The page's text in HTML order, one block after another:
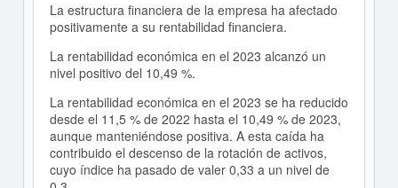
La estructura financiera de la empresa ha afectado
positivamente a su rentabilidad financiera.
La rentabilidad económica en el 2023 alcanzó un
nivel positivo del 10,49 %.
La rentabilidad económica en el 2023 se ha reducido
desde el 11,5 % de 2022 hasta el 10,49 % de 2023,
aunque manteniéndose positiva. A esta caída ha
contribuido el descenso de la rotación de activos,
cuyo índice ha pasado de valer 0,33 a un nivel de